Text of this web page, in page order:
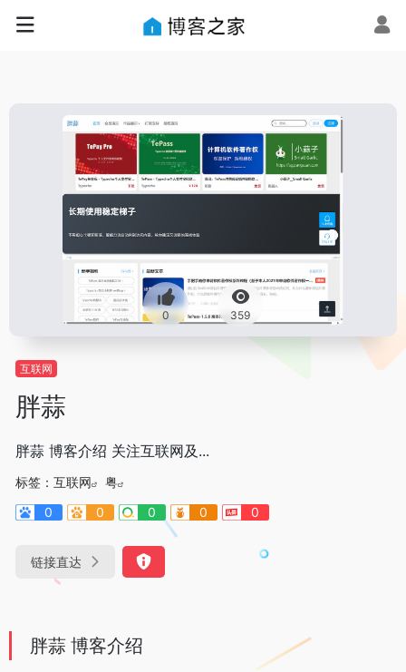
0 359
互联网
胖蒜
胖蒜 博客介绍 关注互联网及...
标签： 互联网
粤
0
0 0 0 0
链接直达
胖蒜 博客介绍